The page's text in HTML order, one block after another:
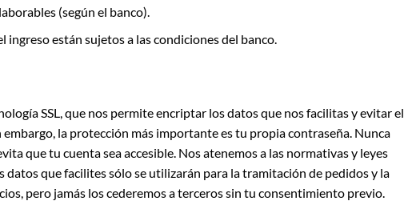
(según el banco).
ingreso están sujetos a las condiciones del banco.
SSL, que nos permite encriptar los datos que nos facilitas y evitar el
embargo, la protección más importante es tu propia contraseña. Nunca
que tu cuenta sea accesible. Nos atenemos a las normativas y leyes
datos que facilites sólo se utilizarán para la tramitación de pedidos y la
pero jamás los cederemos a terceros sin tu consentimiento previo.